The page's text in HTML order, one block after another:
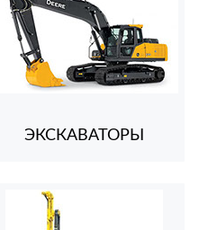
ЭКСКАВАТОРЫ